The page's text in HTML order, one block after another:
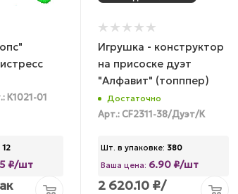
К1021-01
12
₽/шт
Игрушка - конструктор
на присоске дуэт
"Алфавит" (топппер)
Достаточно
Арт.: CF2311-38/Дуэт/К
Шт. в упаковке: 380
Ваша цена: 6.90 ₽/шт
2 620.10 ₽/